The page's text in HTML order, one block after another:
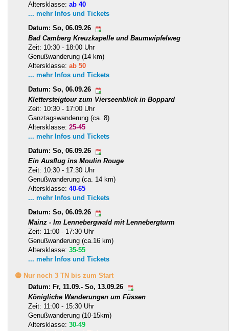
Altersklasse: ab 40
... mehr Infos und Tickets
Datum: So, 06.09.26
Bad Camberg Kreuzkapelle und Baumwipfelweg
Zeit: 10:30 - 18:00 Uhr
Genußwanderung (14 km)
Altersklasse: ab 50
... mehr Infos und Tickets
Datum: So, 06.09.26
Klettersteigtour zum Vierseenblick in Boppard
Zeit: 10:30 - 17:00 Uhr
Ganztagswanderung (ca. 8)
Altersklasse: 25-45
... mehr Infos und Tickets
Datum: So, 06.09.26
Ein Ausflug ins Moulin Rouge
Zeit: 10:30 - 17:30 Uhr
Genußwanderung (ca. 14 km)
Altersklasse: 40-65
... mehr Infos und Tickets
Datum: So, 06.09.26
Mainz - Im Lennebergwald mit Lennebergturm
Zeit: 11:00 - 17:30 Uhr
Genußwanderung (ca.16 km)
Altersklasse: 35-55
... mehr Infos und Tickets
🟡 Nur noch 3 TN bis zum Start
Datum: Fr, 11.09.- So, 13.09.26
Königliche Wanderungen um Füssen
Zeit: 11:00 - 15:30 Uhr
Genußwanderung (10-15km)
Altersklasse: 30-49